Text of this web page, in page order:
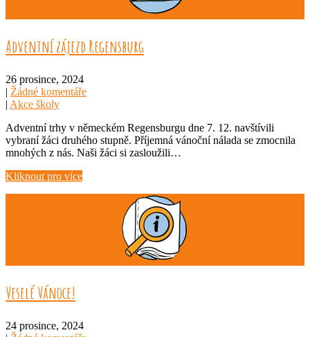
Adventní zájezd Regensburg
26 prosince, 2024
| Žádné komentáře
| Akce školy
Adventní trhy v německém Regensburgu dne 7. 12. navštívili
vybraní žáci druhého stupně. Příjemná vánoční nálada se zmocnila
mnohých z nás. Naši žáci si zasloužili…
Kliknout pro více
Veselé Vánoce!
24 prosince, 2024